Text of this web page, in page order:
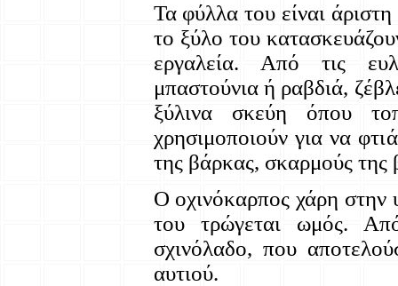
Τα φύλλα του είναι
το ξύλο του
εργαλεία. Από τις
μπαστούνια ή ραβδιά,
ξύλινα σκεύη όπου
χρησιμοποιούν για να
της βάρκας, σκαρμούς της
Ο οχινόκαρπος χάρη στην
του τρώγεται ωμός.
σχινόλαδο, που
αυτιού.